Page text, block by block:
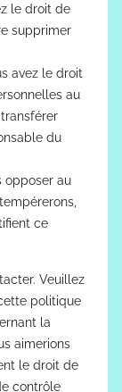
le droit de
supprimer
avez le droit
au
du
opposer au
ce
Veuillez
politique
la
aimerions
le droit de
contrôle